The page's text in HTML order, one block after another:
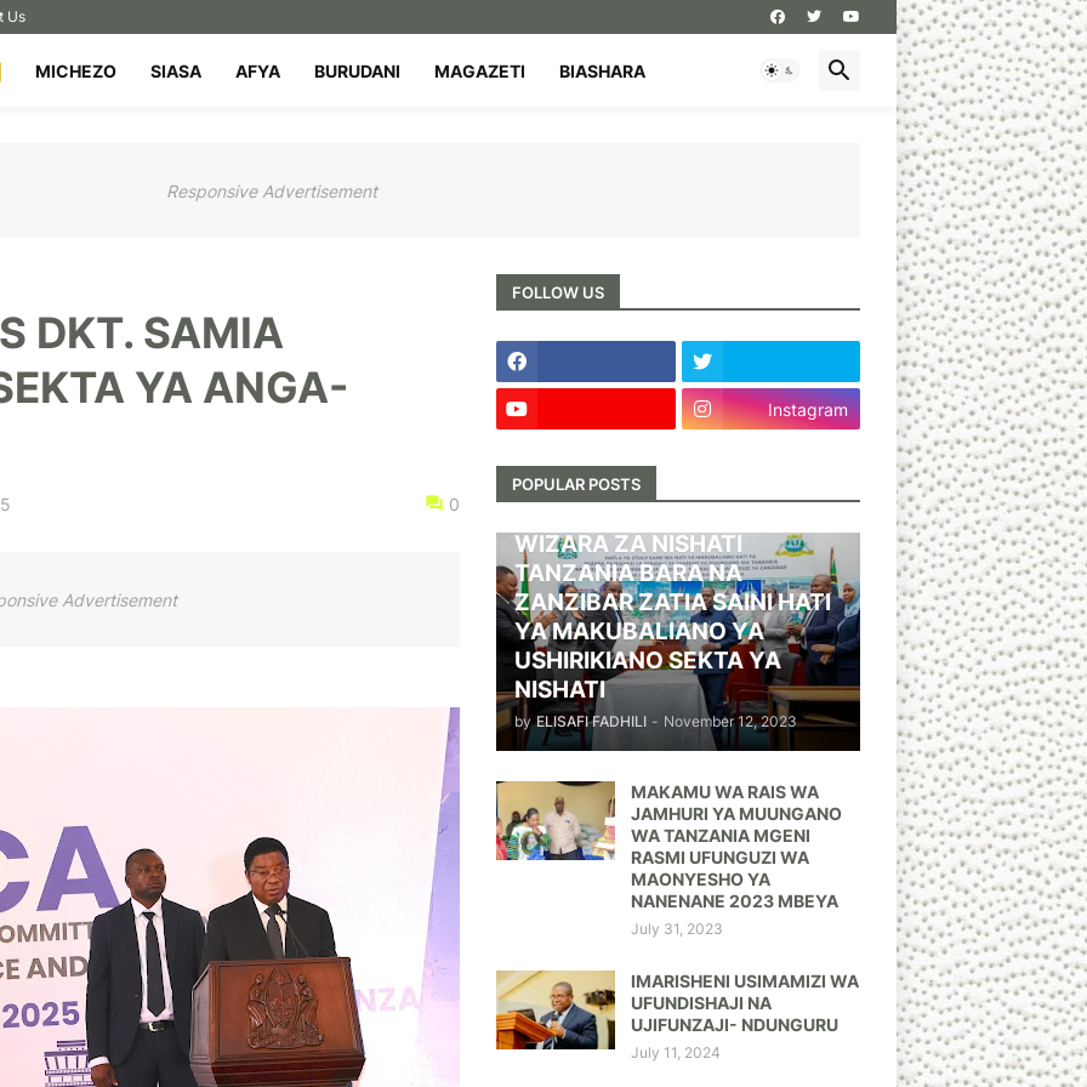
Us
MICHEZO SIASA AFYA BURUDANI MAGAZETI BIASHARA
Responsive Advertisement
DKT. SAMIA
YA ANGA-
0
Advertisement
FOLLOW US
Instagram
POPULAR POSTS
WIZARA ZA NISHATI
TANZANIA BARA NA
ZANZIBAR ZATIA SAINI HATI
YA MAKUBALIANO YA
USHIRIKIANO SEKTA YA
NISHATI
by ELISAFI FADHILI - November 12, 2023
MAKAMU WA RAIS WA
JAMHURI YA MUUNGANO
WA TANZANIA MGENI
RASMI UFUNGUZI WA
MAONYESHO YA
NANENANE 2023 MBEYA
July 31, 2023
IMARISHENI USIMAMIZI WA
UFUNDISHAJI NA
UJIFUNZAJI- NDUNGURU
July 11, 2024